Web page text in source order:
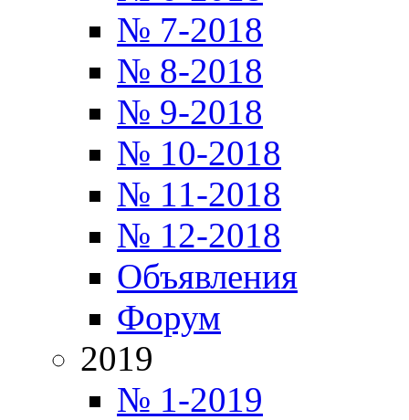
№ 7-2018
№ 8-2018
№ 9-2018
№ 10-2018
№ 11-2018
№ 12-2018
Объявления
Форум
2019
№ 1-2019